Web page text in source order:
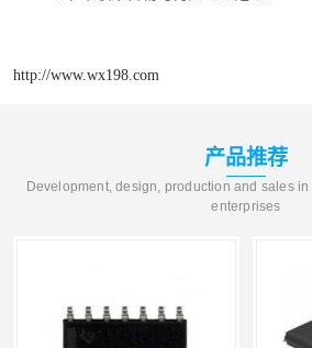
http://www.wx198.com
产品推荐
Development, design, production and sales
enterprises